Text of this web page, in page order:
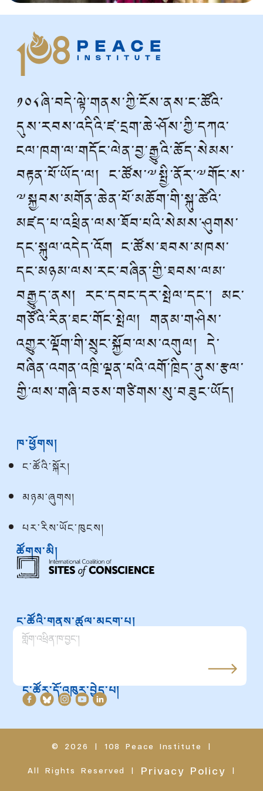
༡༠༨ཞི་བདེ་ལྟེ་གནས་ཀྱི་ངོས་ནས་ང་ཚོའི་
དུས་རབས་འདིའི་ཛ་དྲག་ཆེ་ཤོས་ཀྱི་དཀའ་
ངལ་ཁག་ལ་གདོང་ལེན་བྱ་རྒྱུའི་ཆོད་སེམས་
བརྟན་པོ་ཡོད་ལ། ང་ཚོས་༸སྤྱི་ནོར་༸གོང་ས་
༸སྐྱབས་མགོན་ཆེན་པོ་མཆོག་གི་སྐུ་ཚེའི་
མཛད་པ་འཕྲིན་ལས་ཐོབ་པའི་སེམས་ཤུགས་
དང་སྐུལ་འདེད་འོག ང་ཚོས་ཐབས་མཁས་
དང་མཉམ་ལས་རང་བཞིན་གྱི་ཐབས་ལམ་
བརྒྱུད་ནས། རང་དབང་དར་སྤེལ་དང་། མང་
གཙོའི་རིན་ཐང་གོང་སྤེལ། གནམ་གཤིས་
འགྱུར་ལྡོག་གི་སྲུང་སྐྱོབ་ལས་འགུལ། དེ་
བཞིན་འགན་འཁྲི་ལྡན་པའི་འགོ་ཁྲིད་ནུས་རྩལ་
གྱི་ལས་གཞི་བཅས་གཙིགས་སུ་བཟུང་ཡོད།
ཁ་ཕྱོགས།
ང་ཚོའི་སྐོར།
མཉམ་ཞུགས།
པར་རིས་ཡོང་ཁུངས།
ཚོགས་མི།
ང་ཚོའི་གནས་ཚུལ་མངག་པ།
ང་ཚོར་དོ་འཁུར་བྱེད་པ།
© 2026 | 108 Peace Institute |
All Rights Reserved | Privacy Policy |